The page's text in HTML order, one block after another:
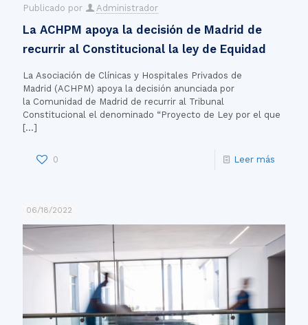
Publicado por Administrador
La ACHPM apoya la decisión de Madrid de
recurrir al Constitucional la ley de Equidad
La Asociación de Clínicas y Hospitales Privados de
Madrid (ACHPM) apoya la decisión anunciada por
la Comunidad de Madrid de recurrir al Tribunal
Constitucional el denominado “Proyecto de Ley por el que
[…]
0 Leer más
06/18/2022